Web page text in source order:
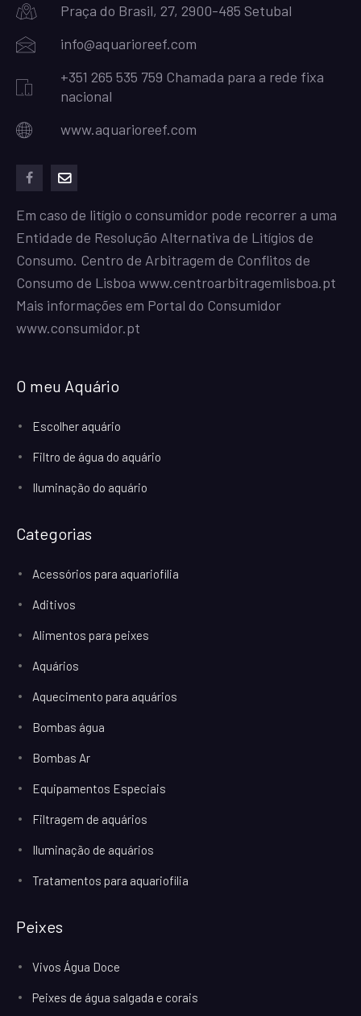
Praça do Brasil, 27, 2900-485 Setubal
info@aquarioreef.com
+351 265 535 759 Chamada para a rede fixa
nacional
www.aquarioreef.com
Em caso de litígio o consumidor pode recorrer a uma
Entidade de Resolução Alternativa de Litígios de
Consumo. Centro de Arbitragem de Conflitos de
Consumo de Lisboa www.centroarbitragemlisboa.pt
Mais informações em Portal do Consumidor
www.consumidor.pt
O meu Aquário
Escolher aquário
Filtro de água do aquário
Iluminação do aquário
Categorias
Acessórios para aquariofilia
Aditivos
Alimentos para peixes
Aquários
Aquecimento para aquários
Bombas água
Bombas Ar
Equipamentos Especiais
Filtragem de aquários
Iluminação de aquários
Tratamentos para aquariofilia
Peixes
Vivos Água Doce
Peixes de água salgada e corais